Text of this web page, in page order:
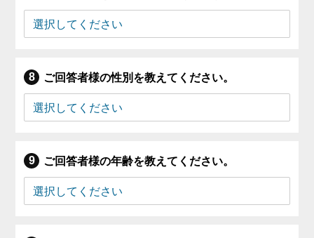
ご回答者様の性別を教えてください。
ご回答者様の年齢を教えてください。